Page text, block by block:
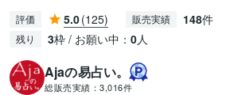
評価 5.0(125) 販売実績 148件
残り 3枠 / お願い中： 0人
Ajaの易占い。
総販売実績： 3,016件